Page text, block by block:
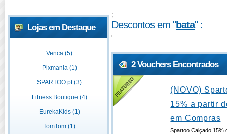
Lojas em Destaque
Venca (5)
Pixmania (1)
SPARTOO.pt (3)
Fitness Boutique (4)
EurekaKids (1)
TomTom (1)
;
Descontos em "bata" :
2 Vouchers Encontrados
(NOVO)
15% a partir
em Compras
Spartoo Calçado 15%